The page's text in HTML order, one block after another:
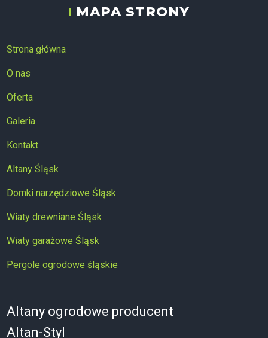
ALTAN-STYL
MAPA STRONY
Strona główna
O nas
Oferta
Galeria
Kontakt
Altany Śląsk
Domki narzędziowe Śląsk
Wiaty drewniane Śląsk
Wiaty garażowe Śląsk
Pergole ogrodowe śląskie
Altany ogrodowe producent
Altan-Styl